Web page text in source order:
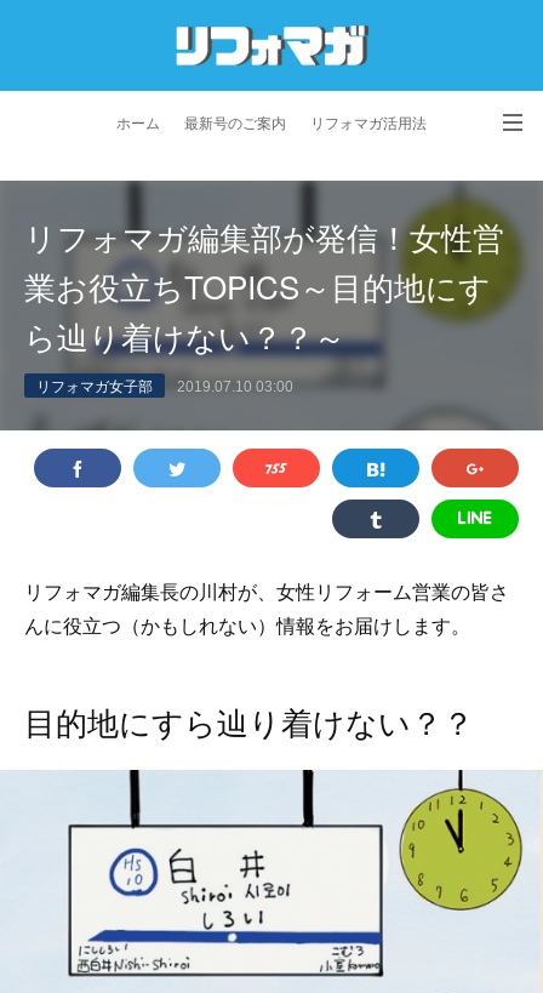
ホーム 最新号のご案内 リフォマガ活用法
お問い合わせ よくあるご質問
プライバシーポリシー 利用規約 会社概要
リフォマガ編集部が発信！女性営
業お役立ちTOPICS～目的地にす
ら辿り着けない？？～
リフォマガ女子部 2019.07.10 03:00
リフォマガ編集長の川村が、女性リフォーム営業の皆さ
んに役立つ（かもしれない）情報をお届けします。
目的地にすら辿り着けない？？